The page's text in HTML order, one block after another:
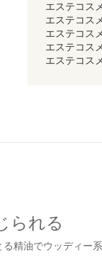
エステコス
エステコス
エステコス
エステコス
エステコス
られる
精油でウッディー